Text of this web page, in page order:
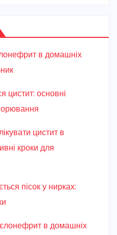
в домашніх
цистит: основні
цистит в
кроки для
пісок у нирках:
в домашніх